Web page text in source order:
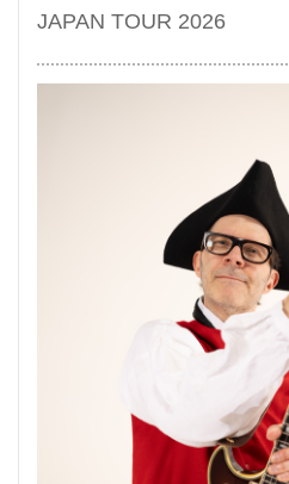
JAPAN TOUR 2026